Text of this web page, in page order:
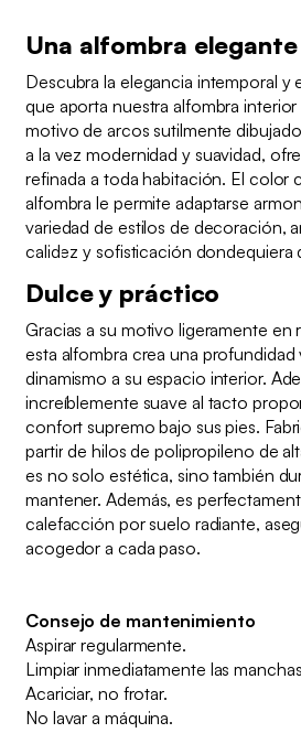
Una alfombra
Descubra la elegancia intemporal
que aporta nuestra alfombra
motivo de arcos sutilmente
a la vez modernidad y suavidad,
refinada a toda habitación. El color
alfombra le permite adaptarse
variedad de estilos de decoración,
calidez y sofisticación dondequiera
Dulce y práctico
Gracias a su motivo ligeramente en
esta alfombra crea una profundidad
dinamismo a su espacio interior.
increíblemente suave al tacto
confort supremo bajo sus pies.
partir de hilos de polipropileno de
es no solo estética, sino también
mantener. Además, es
calefacción por suelo radiante,
acogedor a cada paso.
Consejo de mantenimiento
Aspirar regularmente.
Limpiar inmediatamente las
Acariciar, no frotar.
No lavar a máquina.